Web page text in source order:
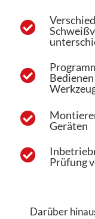
Geräten
Prüfung
Darüber